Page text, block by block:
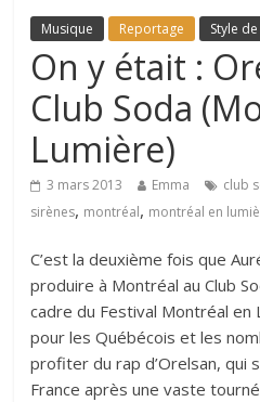
Musique Reportage Style de
On y était :
Club Soda
Lumière)
3 mars 2013 Emma club
sirènes, montréal, montréal en
C’est la deuxième fois que
produire à Montréal au Club
cadre du Festival Montréal en
pour les Québécois et les
profiter du rap d’Orelsan, qui
France après une vaste